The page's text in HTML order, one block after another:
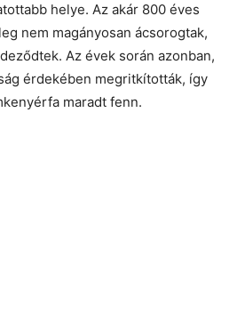
helye. Az akár 800 éves
nem magányosan ácsorogtak,
Az évek során azonban,
érdekében megritkították, így
maradt fenn.